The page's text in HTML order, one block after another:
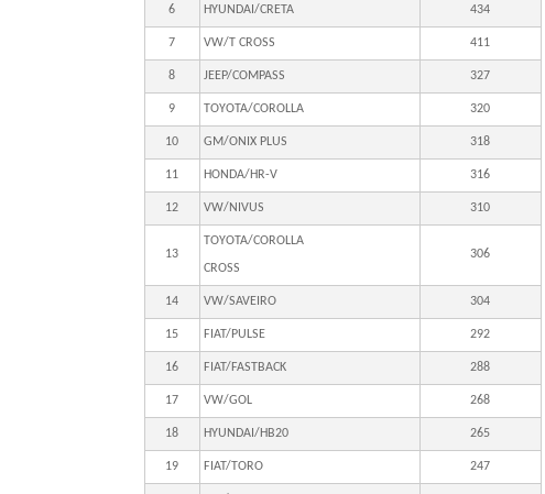
6 HYUNDAI/CRETA 434
7 VW/T CROSS 411
8 JEEP/COMPASS 327
9 TOYOTA/COROLLA 320
10 GM/ONIX PLUS 318
11 HONDA/HR-V 316
12 VW/NIVUS 310
13
TOYOTA/COROLLA
CROSS
306
14 VW/SAVEIRO 304
15 FIAT/PULSE 292
16 FIAT/FASTBACK 288
17 VW/GOL 268
18 HYUNDAI/HB20 265
19 FIAT/TORO 247